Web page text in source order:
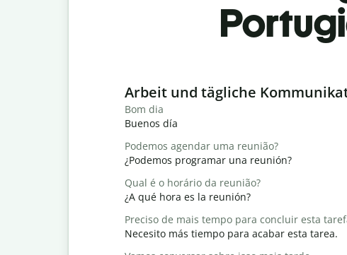
Slide 1 of 6
Arbeit und tägliche
Bom dia
Buenos día
Podemos agendar uma reunião?
¿Podemos programar una reunión?
Qual é o horário da reunião?
¿A qué hora es la reunión?
Preciso de mais tempo para concluir esta
Necesito más tiempo para acabar esta tarea.